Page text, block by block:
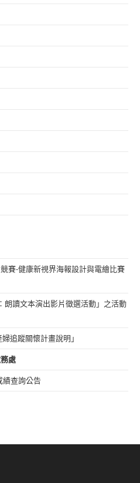
賽-健康新視界海報設計與電繪比賽
朗讀文本演出影片徵選活動」之活動
追蹤關懷計畫說明」
處
績查詢公告